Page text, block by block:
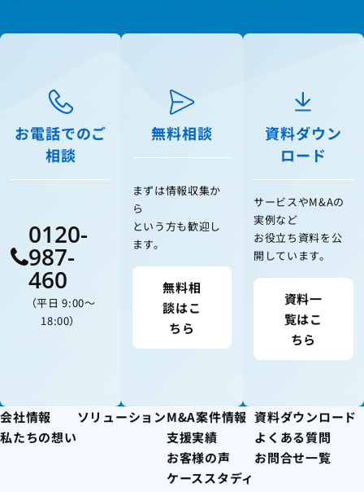
お電話でのご
相談
0120-
987-
460
（平日 9:00〜
18:00）
無料相談
まずは情報収集か
ら
という方も歓迎し
ます。
無料相
談はこ
ちら
資料ダウン
ロード
サービスやM&Aの
実例など
お役立ち資料を公
開しています。
資料一
覧はこ
ちら
会社情報
私たちの想い
ソリューションM&A案件情報
支援実績
お客様の声
ケーススタディ
資料ダウンロード
よくある質問
お問合せ一覧